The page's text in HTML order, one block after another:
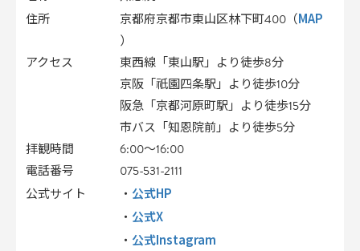
住所
京都府京都市東山区林下町400（MAP
）
アクセス
東西線「東山駅」より徒歩8分
京阪「祇園四条駅」より徒歩10分
阪急「京都河原町駅」より徒歩15分
市バス「知恩院前」より徒歩5分
拝観時間
6:00～16:00
電話番号
075-531-2111
公式サイト
・ 公式HP
・ 公式X
・ 公式Instagram